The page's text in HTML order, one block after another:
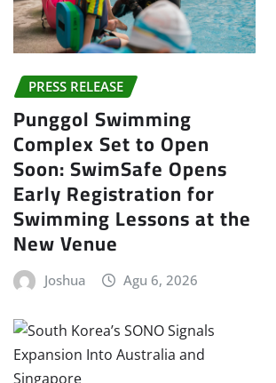
PRESS RELEASE
Punggol Swimming
Complex Set to Open
Soon: SwimSafe Opens
Early Registration for
Swimming Lessons at the
New Venue
Joshua Agu 6, 2026